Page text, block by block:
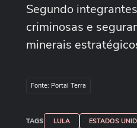
Segundo
criminosas e
minerais
Fonte: Portal Terra
TAGS LULA ESTADOS